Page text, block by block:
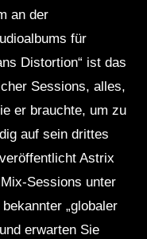
an der
für
Distortion“ ist das
Sessions, alles,
er brauchte, um zu
auf sein drittes
Astrix
Sessions unter
„globaler
erwarten Sie